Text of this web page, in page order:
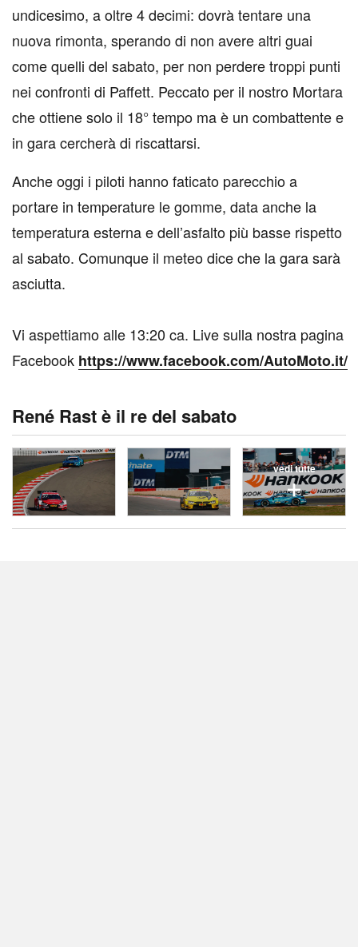
undicesimo, a oltre 4 decimi: dovrà tentare una
nuova rimonta, sperando di non avere altri guai
come quelli del sabato, per non perdere troppi punti
nei confronti di Paffett. Peccato per il nostro Mortara
che ottiene solo il 18° tempo ma è un combattente e
in gara cercherà di riscattarsi.
Anche oggi i piloti hanno faticato parecchio a
portare in temperature le gomme, data anche la
temperatura esterna e dell’asfalto più basse rispetto
al sabato. Comunque il meteo dice che la gara sarà
asciutta.
Vi aspettiamo alle 13:20 ca. Live sulla nostra pagina
Facebook https://www.facebook.com/AutoMoto.it/
René Rast è il re del sabato
vedi tutte